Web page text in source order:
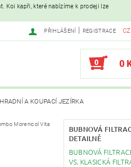
Koi kapři, které nabízíme k prodeji lze
PŘIHLÁŠENÍ REGISTRACE
0 0
A KOUPACÍ JEZÍRKA
Morenicol Vita
BUBNOVÁ
DETAILNĚ
BUBNOVÁ
VS. KLASICKÁ